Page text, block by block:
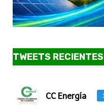
TWEETS RECIENTES
CC Energía